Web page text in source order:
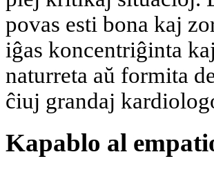
povas esti bona kaj
iĝas koncentriĝinta
naturreta aŭ formita
ĉiuj grandaj
Kapablo al